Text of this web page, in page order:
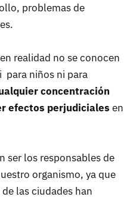
problemas de
realidad no se conocen
para niños ni para
concentración
efectos perjudiciales en
ser los responsables de
organismo, ya que
las ciudades han